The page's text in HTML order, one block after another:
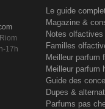
17h
Le guide
Magazine &
Notes olfactives
Familles
Meilleur parfum
Meilleur parfum
Guide des
Dupes &
Parfums pas